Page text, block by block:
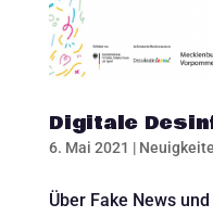
Digitale
6. Mai 2021 |
Über Fake News